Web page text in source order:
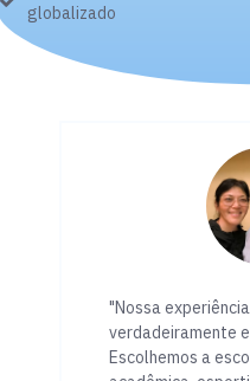
globalizado
"Nossa
verdadeiramente
Escolhemos a